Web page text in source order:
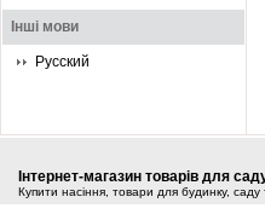
Інші мови
Русский
Інтернет-магазин товарів для
Купити насіння, товари для будинку,